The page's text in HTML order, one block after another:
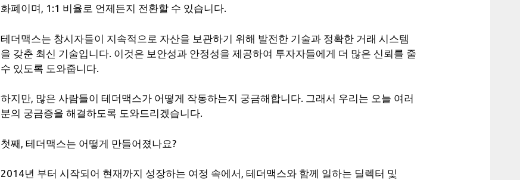
화폐이며, 1:1 비율로 언제든지 전환할 수 있습니다.
테더맥스는 창시자들이 지속적으로 자산을 보관하기 위해 발전한 기술과 정확한 거래 시스템
을 갖춘 최신 기술입니다. 이것은 보안성과 안정성을 제공하여 투자자들에게 더 많은 신뢰를 줄
수 있도록 도와줍니다.
하지만, 많은 사람들이 테더맥스가 어떻게 작동하는지 궁금해합니다. 그래서 우리는 오늘 여러
분의 궁금증을 해결하도록 도와드리겠습니다.
첫째, 테더맥스는 어떻게 만들어졌나요?
2014년 부터 시작되어 현재까지 성장하는 여정 속에서, 테더맥스와 함께 일하는 딜렉터 및